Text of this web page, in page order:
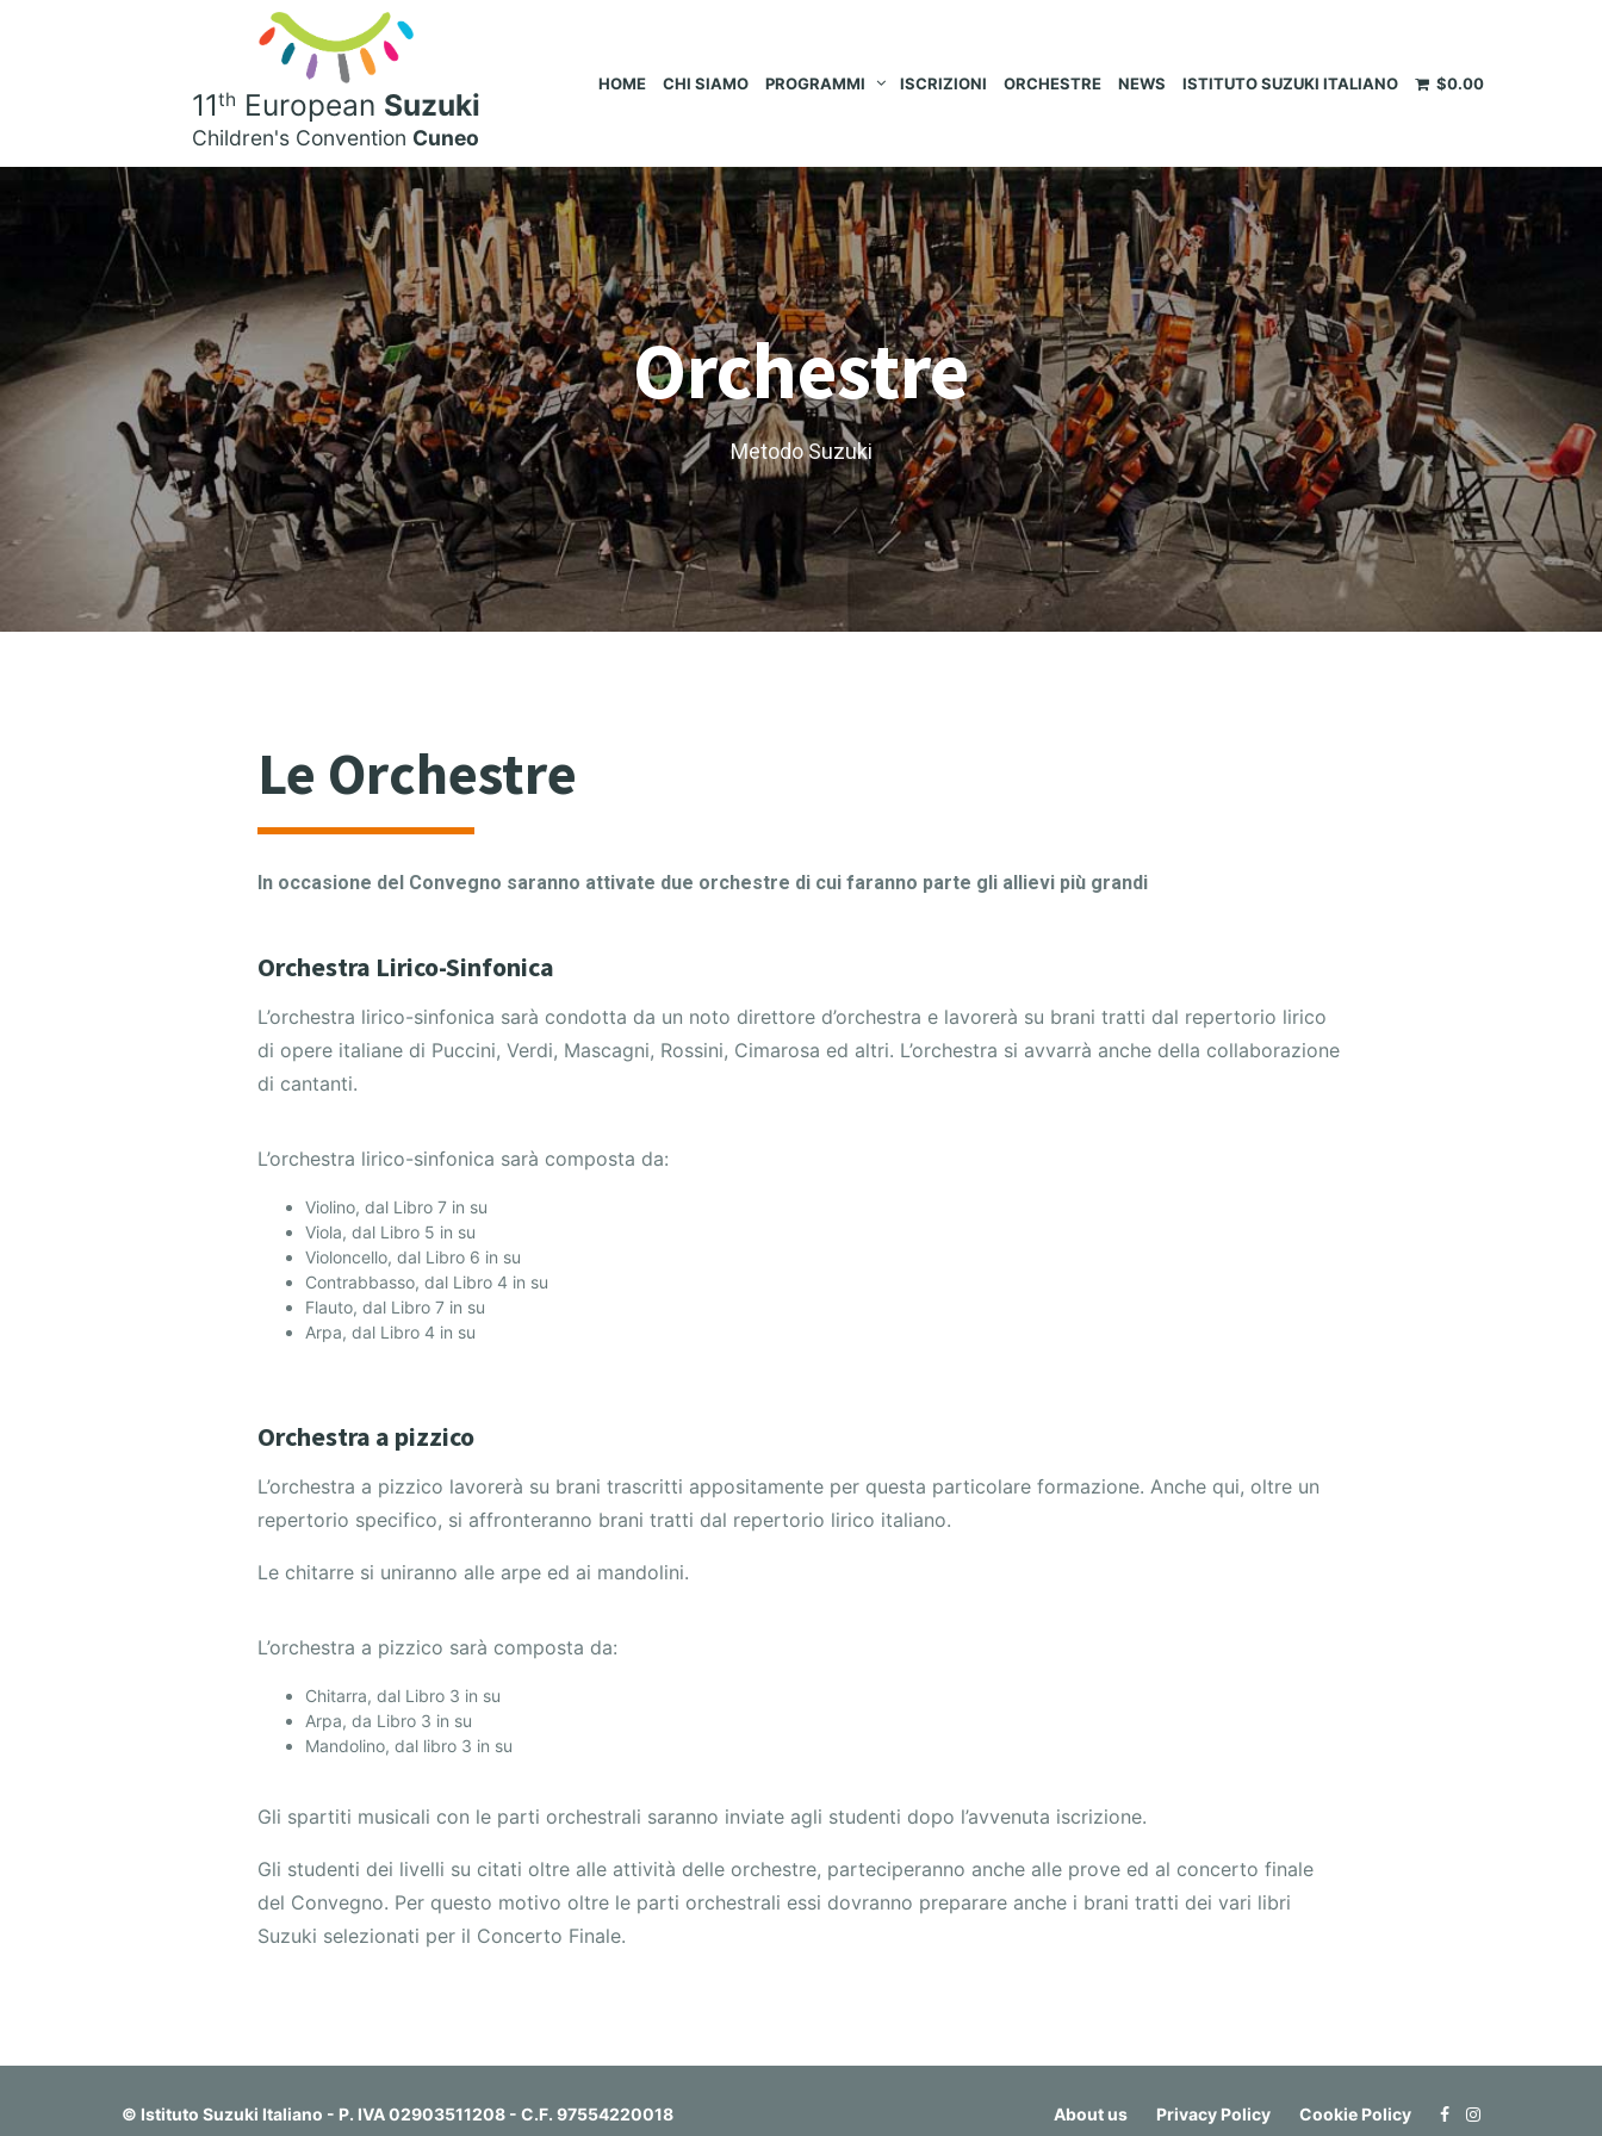
11th European Suzuki
Children's Convention Cuneo
HOME CHI SIAMO PROGRAMMI ISCRIZIONI ORCHESTRE NEWS ISTITUTO SUZUKI ITALIANO $0.00
Orchestre
Metodo Suzuki
Le Orchestre
In occasione del Convegno saranno attivate due orchestre di cui faranno parte gli allievi più grandi
Orchestra Lirico-Sinfonica
L’orchestra lirico-sinfonica sarà condotta da un noto direttore d’orchestra e lavorerà su brani tratti dal repertorio lirico
di opere italiane di Puccini, Verdi, Mascagni, Rossini, Cimarosa ed altri. L’orchestra si avvarrà anche della collaborazione
di cantanti.
L’orchestra lirico-sinfonica sarà composta da:
Violino, dal Libro 7 in su
Viola, dal Libro 5 in su
Violoncello, dal Libro 6 in su
Contrabbasso, dal Libro 4 in su
Flauto, dal Libro 7 in su
Arpa, dal Libro 4 in su
Orchestra a pizzico
L’orchestra a pizzico lavorerà su brani trascritti appositamente per questa particolare formazione. Anche qui, oltre un
repertorio specifico, si affronteranno brani tratti dal repertorio lirico italiano.
Le chitarre si uniranno alle arpe ed ai mandolini.
L’orchestra a pizzico sarà composta da:
Chitarra, dal Libro 3 in su
Arpa, da Libro 3 in su
Mandolino, dal libro 3 in su
Gli spartiti musicali con le parti orchestrali saranno inviate agli studenti dopo l’avvenuta iscrizione.
Gli studenti dei livelli su citati oltre alle attività delle orchestre, parteciperanno anche alle prove ed al concerto finale
del Convegno. Per questo motivo oltre le parti orchestrali essi dovranno preparare anche i brani tratti dei vari libri
Suzuki selezionati per il Concerto Finale.
© Istituto Suzuki Italiano - P. IVA 02903511208 - C.F. 97554220018 About us Privacy Policy Cookie Policy